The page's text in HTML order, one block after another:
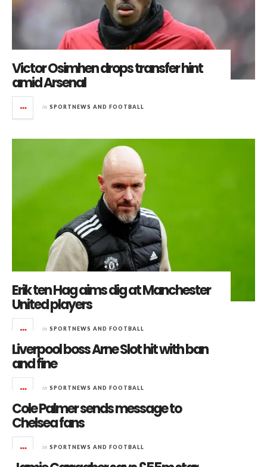
Victor Osimhen drops transfer hint
amid Arsenal
in SPORTNEWS AND FOOTBALL
Erik ten Hag aims dig at Manchester
United players
in SPORTNEWS AND FOOTBALL
Liverpool boss Arne Slot hit with ban
and fine
in SPORTNEWS AND FOOTBALL
Cole Palmer sends message to
Chelsea fans
in SPORTNEWS AND FOOTBALL